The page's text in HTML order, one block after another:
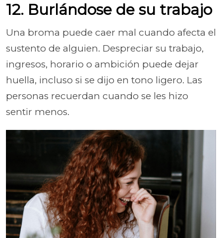
12. Burlándose de su trabajo
Una broma puede caer mal cuando afecta el
sustento de alguien. Despreciar su trabajo,
ingresos, horario o ambición puede dejar
huella, incluso si se dijo en tono ligero. Las
personas recuerdan cuando se les hizo
sentir menos.